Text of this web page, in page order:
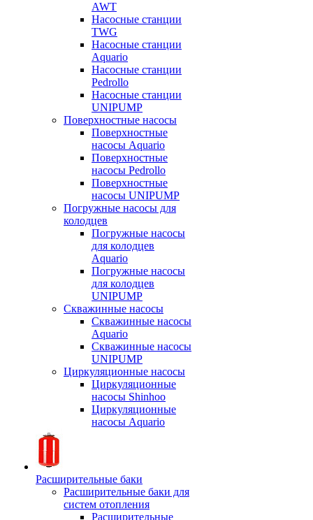
AWT
Насосные станции
TWG
Насосные станции
Aquario
Насосные станции
Pedrollo
Насосные станции
UNIPUMP
Поверхностные насосы
Поверхностные
насосы Aquario
Поверхностные
насосы Pedrollo
Поверхностные
насосы UNIPUMP
Погружные насосы для
колодцев
Погружные насосы
для колодцев
Aquario
Погружные насосы
для колодцев
UNIPUMP
Скважинные насосы
Скважинные насосы
Aquario
Скважинные насосы
UNIPUMP
Циркуляционные насосы
Циркуляционные
насосы Shinhoo
Циркуляционные
насосы Aquario
Расширительные баки
Расширительные баки для
систем отопления
Расширительные